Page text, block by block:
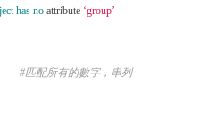
has no attribute ‘group’
#匹配所有的數字，串列